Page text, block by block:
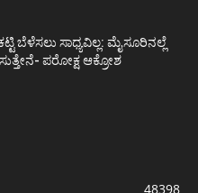
ಬೆಳೆಸಲು ಸಾಧ್ಯವಿಲ್ಲ: ಮೈಸೂರಿನಲ್ಲೆ
ಪರೋಕ್ಷ ಆಕ್ರೋಶ
48398